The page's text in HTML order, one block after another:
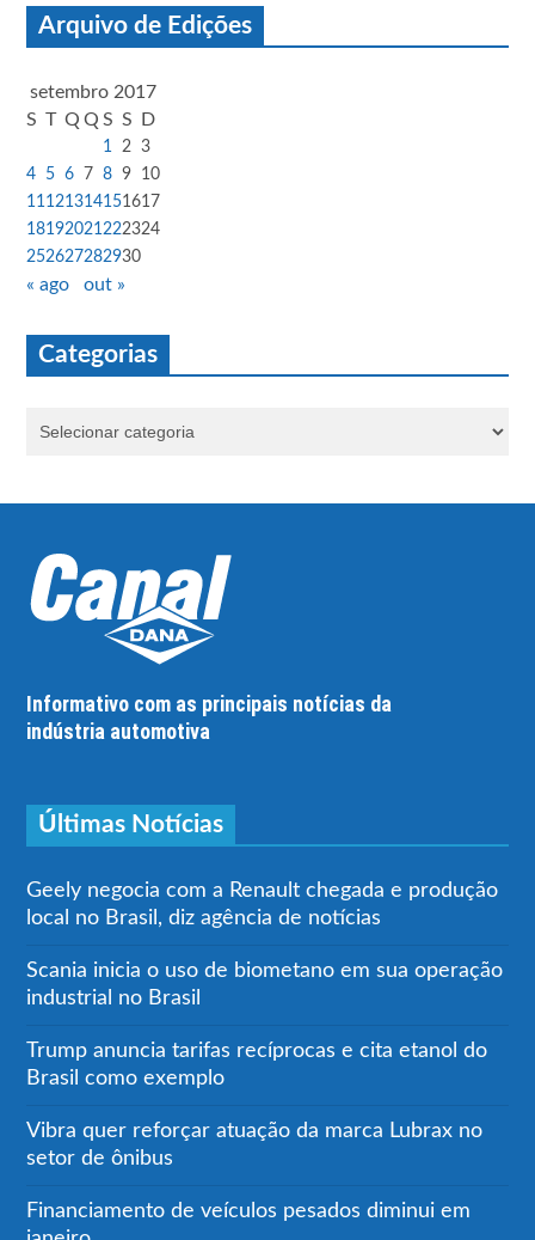
Arquivo de Edições
setembro 2017
S T Q Q S S D
1 2
3
4
5 6 7 8 9
10
11 121314151617
18192021 222324
252627282930
« ago out »
Categorias
Informativo com as principais notícias da
indústria automotiva
Últimas Notícias
Geely negocia com a Renault chegada e produção
local no Brasil, diz agência de notícias
Scania inicia o uso de biometano em sua operação
industrial no Brasil
Trump anuncia tarifas recíprocas e cita etanol do
Brasil como exemplo
Vibra quer reforçar atuação da marca Lubrax no
setor de ônibus
Financiamento de veículos pesados diminui em